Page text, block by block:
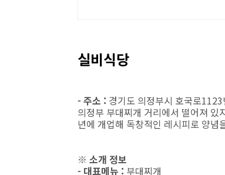
실비식당
- 주소 : 경기도 의정부시 호국로
의정부 부대찌개 거리에서 떨어져
년에 개업해 독창적인 레시피로 양
※ 소개 정보
- 대표메뉴 : 부대찌개